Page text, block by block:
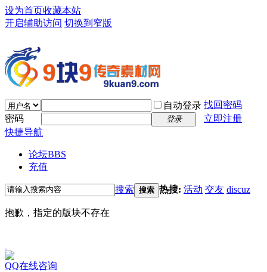
设为首页收藏本站
开启辅助访问 切换到窄版
自动登录 找回密码
密码
登录
立即注册
快捷导航
论坛BBS
充值
搜索 搜索 热搜: 活动 交友 discuz
抱歉，指定的版块不存在
QQ在线咨询